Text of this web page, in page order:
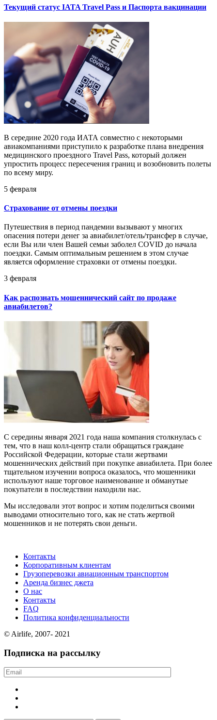
Текущий статус IATA Travel Pass и Паспорта вакцинации
В середине 2020 года ИАТА совместно с некоторыми
авиакомпаниями приступило к разработке плана внедрения
медицинского проездного Travel Pass, который должен
упростить процесс пересечения границ и возобновить полеты
по всему миру.
5 февраля
Страхование от отмены поездки
Путешествия в период пандемии вызывают у многих
опасения потери денег за авиабилет/отель/трансфер в случае,
если Вы или член Вашей семьи заболел COVID до начала
поездки. Самым оптимальным решением в этом случае
является оформление страховки от отмены поездки.
3 февраля
Как распознать мошеннический сайт по продаже
авиабилетов?
С середины января 2021 года наша компания столкнулась с
тем, что в наш колл-центр стали обращаться граждане
Российской Федерации, которые стали жертвами
мошеннических действий при покупке авиабилета. При более
тщательном изучении вопроса оказалось, что мошенники
используют наше торговое наименование и обманутые
покупатели в последствии находили нас.
Мы исследовали этот вопрос и хотим поделиться своими
выводами относительно того, как не стать жертвой
мошенников и не потерять свои деньги.
Контакты
Корпоративным клиентам
Грузоперевозки авиационным транспортом
Аренда бизнес джета
О нас
Контакты
FAQ
Политика конфиденциальности
© Airlife, 2007- 2021
Подписка на рассылку